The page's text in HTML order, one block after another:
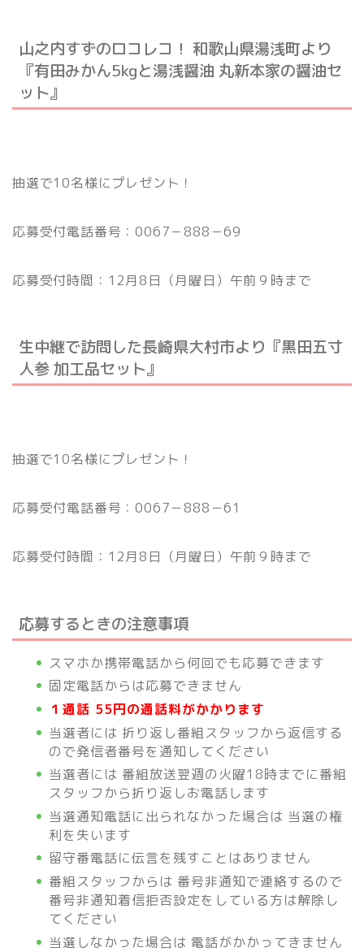
山之内すずのロコレコ！ 和歌山県湯浅町より
『有田みかん5kgと湯浅醤油 丸新本家の醤油セ
ット』
抽選で10名様にプレゼント！
応募受付電話番号：0067－888－69
応募受付時間：12月8日（月曜日）午前９時まで
生中継で訪問した長崎県大村市より『黒田五寸
人参 加工品セット』
抽選で10名様にプレゼント！
応募受付電話番号：0067－888－61
応募受付時間：12月8日（月曜日）午前９時まで
応募するときの注意事項
スマホか携帯電話から何回でも応募できます
固定電話からは応募できません
１通話 55円の通話料がかかります
当選者には 折り返し番組スタッフから返信する
ので発信者番号を通知してください
当選者には 番組放送翌週の火曜18時までに番組
スタッフから折り返しお電話します
当選通知電話に出られなかった場合は 当選の権
利を失います
留守番電話に伝言を残すことはありません
番組スタッフからは 番号非通知で連絡するので
番号非通知着信拒否設定をしている方は解除し
てください
当選しなかった場合は 電話がかかってきません